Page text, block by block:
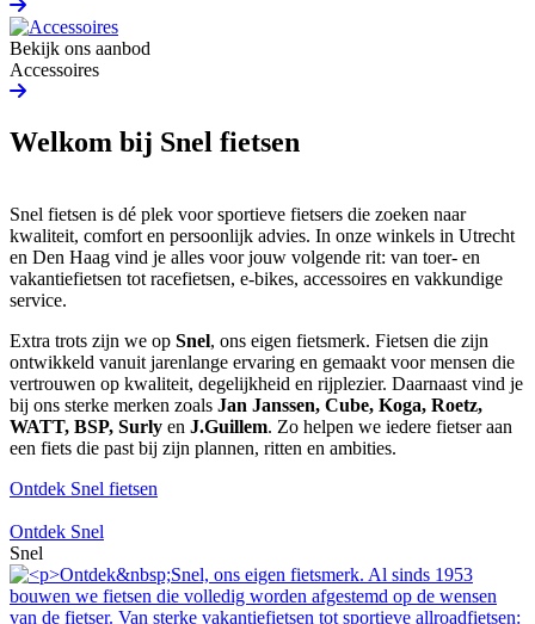
Bekijk ons aanbod
Accessoires
Welkom bij Snel fietsen
Snel fietsen is dé plek voor sportieve fietsers die zoeken naar
kwaliteit, comfort en persoonlijk advies. In onze winkels in Utrecht
en Den Haag vind je alles voor jouw volgende rit: van toer- en
vakantiefietsen tot racefietsen, e-bikes, accessoires en vakkundige
service.
Extra trots zijn we op Snel, ons eigen fietsmerk. Fietsen die zijn
ontwikkeld vanuit jarenlange ervaring en gemaakt voor mensen die
vertrouwen op kwaliteit, degelijkheid en rijplezier. Daarnaast vind je
bij ons sterke merken zoals Jan Janssen, Cube, Koga, Roetz,
WATT, BSP, Surly en J.Guillem. Zo helpen we iedere fietser aan
een fiets die past bij zijn plannen, ritten en ambities.
Ontdek Snel fietsen
Ontdek Snel
Snel